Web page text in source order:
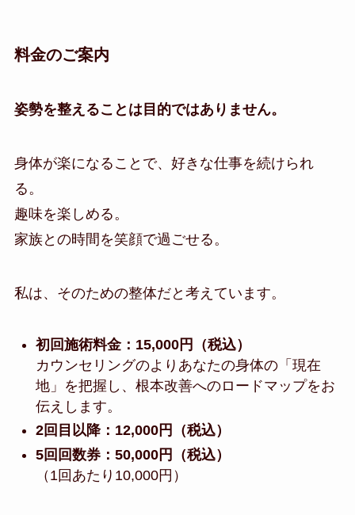
料金のご案内
姿勢を整えることは目的ではありません。
身体が楽になることで、好きな仕事を続けられ
る。
趣味を楽しめる。
家族との時間を笑顔で過ごせる。
私は、そのための整体だと考えています。
初回施術料金：15,000円（税込）
カウンセリングのよりあなたの身体の「現在
地」を把握し、根本改善へのロードマップをお
伝えします。
2回目以降：12,000円（税込）
5回回数券：50,000円（税込）
（1回あたり10,000円）